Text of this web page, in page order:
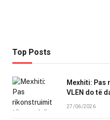
Top Posts
Mexhiti:
VLEN do të
27/06/2026